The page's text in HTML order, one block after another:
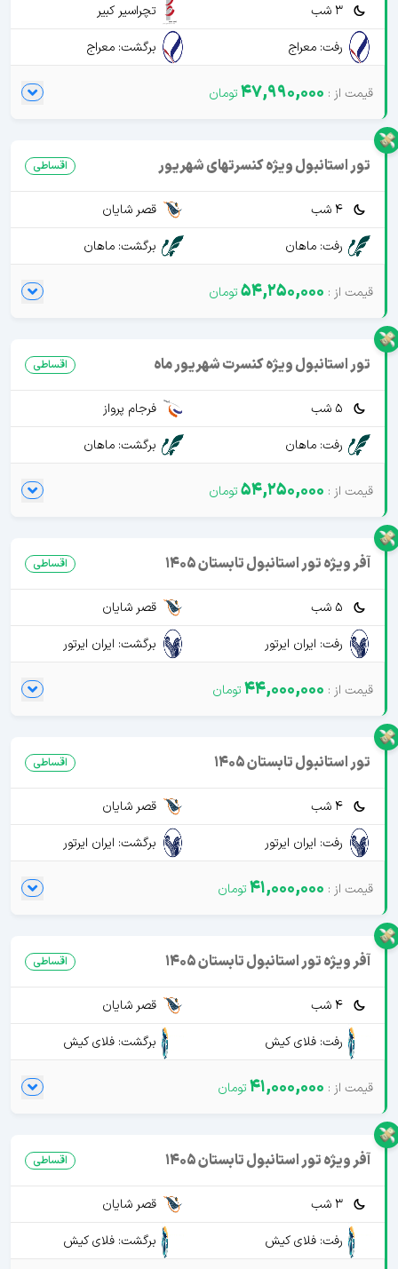
3 شب
تچراسیر کبیر
رفت: معراج
برگشت: معراج
47,990,000
تور استانبول ویژه کنسرتهای شهریور اقساطی
4 شب
قصر شایان
رفت: ماهان
برگشت: ماهان
54,250,000
تور استانبول ویژه کنسرت شهریور ماه اقساطی
5 شب
فرجام پرواز
رفت: ماهان
برگشت: ماهان
54,250,000
آفر ویژه تور استانبول تابستان 1405 اقساطی
5 شب
قصر شایان
رفت: ایران ایرتور
برگشت: ایران ایرتور
44,000,000
تور استانبول تابستان 1405 اقساطی
4 شب
قصر شایان
رفت: ایران ایرتور
برگشت: ایران ایرتور
41,000,000
آفر ویژه تور استانبول تابستان 1405 اقساطی
4 شب
قصر شایان
رفت: فلای کیش
برگشت: فلای کیش
41,000,000
آفر ویژه تور استانبول تابستان 1405 اقساطی
3 شب
قصر شایان
رفت: فلای کیش
برگشت: فلای کیش